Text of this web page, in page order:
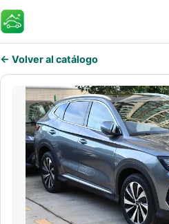
FaroEV
← Volver al catálogo